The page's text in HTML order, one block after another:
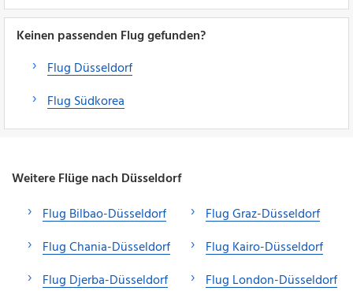
Keinen passenden Flug gefunden?
Flug Düsseldorf
Flug Südkorea
Weitere Flüge nach Düsseldorf
Flug Bilbao-Düsseldorf
Flug Chania-Düsseldorf
Flug Djerba-Düsseldorf
Flug Graz-Düsseldorf
Flug Kairo-Düsseldorf
Flug London-Düsseldorf